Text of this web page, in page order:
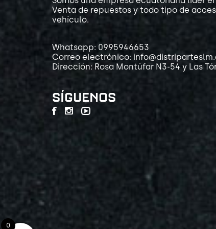
Venta de repuestos y todo tipo de
vehículo.
Whatsapp: 0995946653
Correo electrónico:
Dirección: Rosa Montúfar N3-54 y Las
SÍGUENOS
0